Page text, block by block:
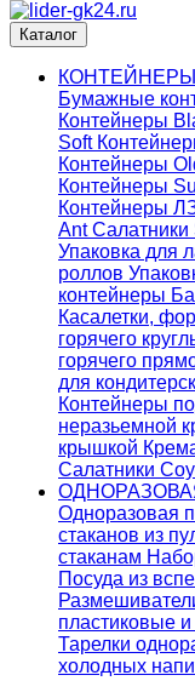
Каталог
Бумажные
Контейнеры
Soft
Контейнеры
Контейнеры
Контейнеры
AntСалатники
Упаковка для
роллов
контейнеры
Касалетки,
горячего
горячего
для
Контейнеры
неразьемной
крышкой
Салатники
Одноразовая
стаканов из
стаканам
Посуда из
пластиковые
Тарелки
холодных